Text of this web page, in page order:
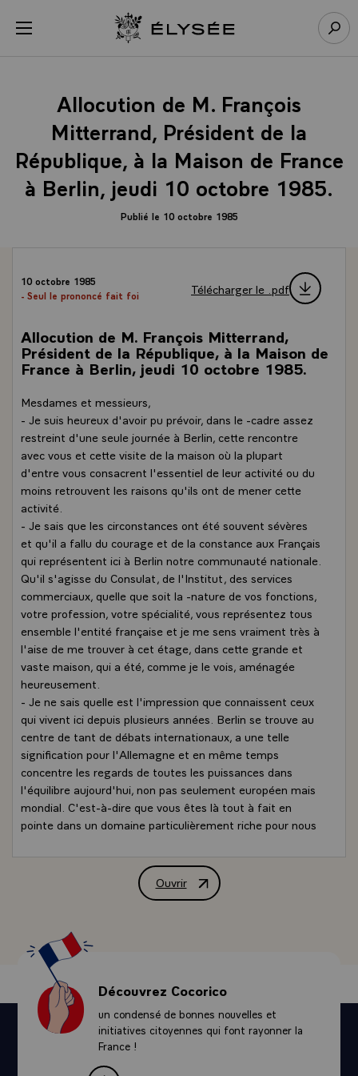
menu Retour à l’accueil Élysée
Allocution de M. François
Mitterrand, Président de la
République, à la Maison de France
à Berlin, jeudi 10 octobre 1985.
Publié le 10 octobre 1985
10 octobre 1985
- Seul le prononcé fait foi
Télécharger le .pdf
Allocution de M. François Mitterrand,
Président de la République, à la Maison de
France à Berlin, jeudi 10 octobre 1985.
Mesdames et messieurs,
- Je suis heureux d'avoir pu prévoir, dans le -cadre assez
restreint d'une seule journée à Berlin, cette rencontre
avec vous et cette visite de la maison où la plupart
d'entre vous consacrent l'essentiel de leur activité ou du
moins retrouvent les raisons qu'ils ont de mener cette
activité.
- Je sais que les circonstances ont été souvent sévères
et qu'il a fallu du courage et de la constance aux Français
qui représentent ici à Berlin notre communauté nationale.
Qu'il s'agisse du Consulat, de l'Institut, des services
commerciaux, quelle que soit la -nature de vos fonctions,
votre profession, votre spécialité, vous représentez tous
ensemble l'entité française et je me sens vraiment très à
l'aise de me trouver à cet étage, dans cette grande et
vaste maison, qui a été, comme je le vois, aménagée
heureusement.
- Je ne sais quelle est l'impression que connaissent ceux
qui vivent ici depuis plusieurs années. Berlin se trouve au
centre de tant de débats internationaux, a une telle
signification pour l'Allemagne et en même temps
concentre les regards de toutes les puissances dans
l'équilibre aujourd'hui, non pas seulement européen mais
mondial. C'est-à-dire que vous êtes là tout à fait en
pointe dans un domaine particulièrement riche pour nous
contemporains, de sa facture et de son caractère.
- Je vous salue donc et je vous remercie de votre
je ne me serai pas absenté très longtemps de France,
venir ici pour vous saluer est utile et instructif, je le crois
pour le chef de l'Etat. J'espère que vous y trouverez une
occasion nouvelle de vous retrouver entre vous et avec
celles et ceux qui résident en France.\
Je ne voudrais pas oublier à la fois la présence de M. le
Chancelier Kohl qui m'accompagne depuis Bonn, et de M.
le Bourgmestre venu il y a presque exactement une
année pour me demander de venir à Berlin. Je le lui avais
Ouvrir
Allocution de M. François Mitterrand,
Découvrez Cocorico
un condensé de bonnes nouvelles et
initiatives citoyennes qui font rayonner la
France !
Panneau de gestion des cookies